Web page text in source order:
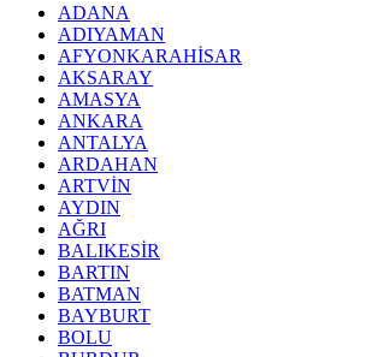
ADANA
ADIYAMAN
AFYONKARAHİSAR
AKSARAY
AMASYA
ANKARA
ANTALYA
ARDAHAN
ARTVİN
AYDIN
AĞRI
BALIKESİR
BARTIN
BATMAN
BAYBURT
BOLU